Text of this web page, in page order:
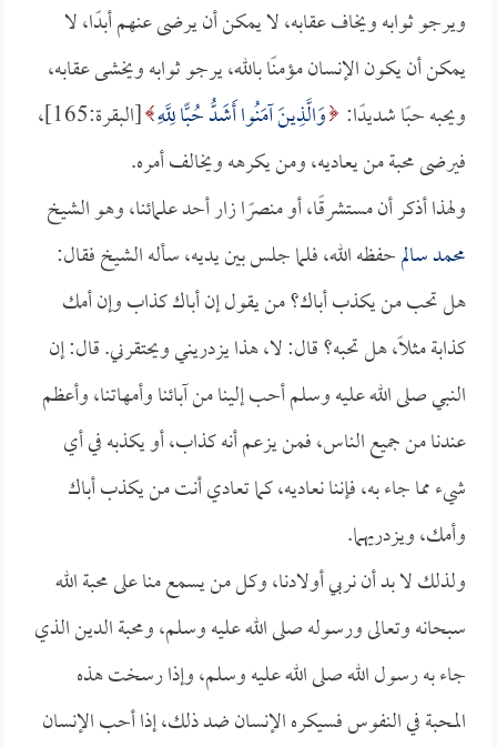
ويرجو ثوابه ويخاف عقابه، لا يمكن أن يرضى عنهم أبدًا، لا
يمكن أن يكون الإنسان مؤمنًا بالله، يرجو ثوابه ويخشى عقابه،
ويحبه حبًا شديدًا: وَالَّذِينَ آمَنُوا أَشَدُّ حُبًّا لِلَّهِ
[البقرة:165]،
فيرضى محبة من يعاديه، ومن يكرهه ويخالف أمره.
ولهذا أذكر أن مستشرقًا، أو منصرًا زار أحد علمائنا، وهو الشيخ
محمد سالمحفظه الله، فلما جلس بين يديه، سأله الشيخ فقال:
هل تحب من يكذب أباك؟ من يقول إن أباك كذاب وإن أمك
كذابة مثلًا، هل تحبه؟ قال: لا، هذا يزدريني ويحتقرني. قال: إن
النبي صلى الله عليه وسلم أحب إلينا من آبائنا وأمهاتنا، وأعظم
عندنا من جميع الناس، فمن يزعم أنه كذاب، أو يكذبه في أي
شيء مما جاء به، فإننا نعاديه، كما تعادي أنت من يكذب أباك
وأمك، ويزدريهما.
ولذلك لا بد أن نربي أولادنا، وكل من يسمع منا على محبة الله
سبحانه وتعالى ورسوله صلى الله عليه وسلم، ومحبة الدين الذي
جاء به رسول الله صلى الله عليه وسلم، وإذا رسخت هذه
المحبة في النفوس فسيكره الإنسان ضد ذلك، إذا أحب الإنسان